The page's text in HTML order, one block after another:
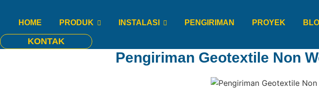
HOME PRODUK INSTALASI PENGIRIMAN PROYEK
KONTAK
Pengiriman Geotextile Non